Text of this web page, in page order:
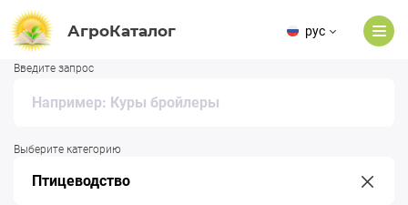
АгроКаталог рус
Введите запрос
Выберите категорию